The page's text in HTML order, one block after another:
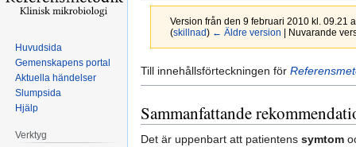
Version från den 9 februari 2010 kl. 09.21
(skillnad) ← Äldre version | Nuvarande
Hoppa
till
Hoppa
till
Till innehållsförteckningen för
Sammanfattande
Det är uppenbart att patientens symtom
Huvudsida
Gemenskapens portal
Aktuella händelser
Slumpsida
Hjälp
Verktyg